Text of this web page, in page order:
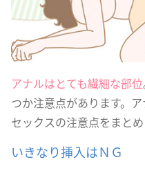
アナルはとても繊細な部位
つか注意点があります。
セックスの注意点をまとめ
いきなり挿入はＮＧ